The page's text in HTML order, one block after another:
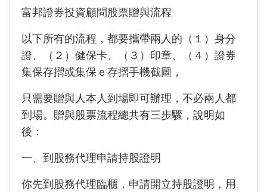
富邦證券投資顧問股票贈與流程
以下所有的流程，都要攜帶兩人的（１）身分
證、（２）健保卡、（３）印章、（４）證券
集保存摺或集保ｅ存摺手機截圖，
只需要贈與人本人到場即可辦理，不必兩人都
到場。贈與股票流程總共有三步驟，說明如
後：
一、到股務代理申請持股證明
你先到股務代理臨櫃，申請開立持股證明，用